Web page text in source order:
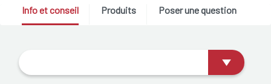
Info et conseil Produits Poser une question